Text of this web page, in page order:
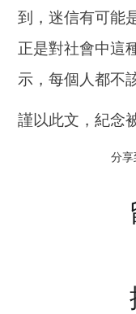
到，迷信有可能
正是對社會中這
示，每個人都不
謹以此文，紀念
分享